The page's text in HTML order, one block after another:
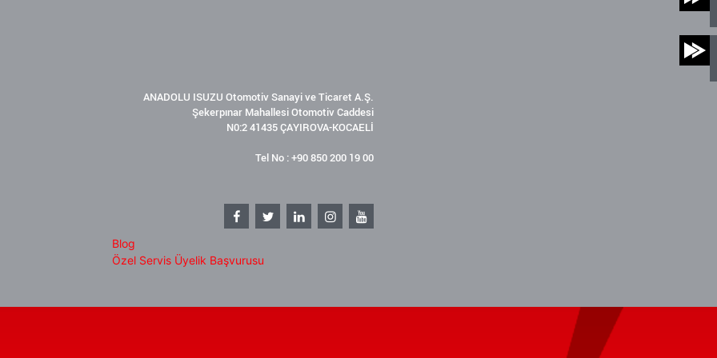
ANADOLU ISUZU Otomotiv Sanayi ve Ticaret A.Ş.
Şekerpınar Mahallesi Otomotiv Caddesi
N0:2 41435 ÇAYIROVA-KOCAELİ
Tel No : +90 850 200 19 00
Blog
Özel Servis Üyelik Başvurusu